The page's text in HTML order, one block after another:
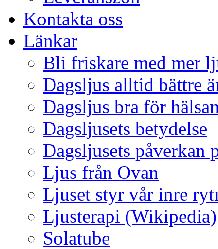
Kontakta oss
Länkar
Bli friskare med mer
Dagsljus alltid bättre
Dagsljus bra för
Dagsljusets betydelse
Dagsljusets påverkan
Ljus från Ovan
Ljuset styr vår inre
Ljusterapi (Wikipedia)
Solatube